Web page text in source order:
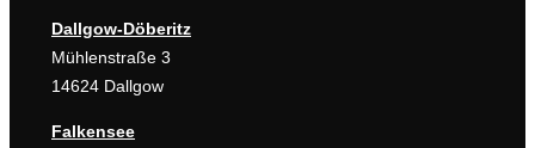
Dallgow-Döberitz
Mühlenstraße 3
14624 Dallgow
Falkensee